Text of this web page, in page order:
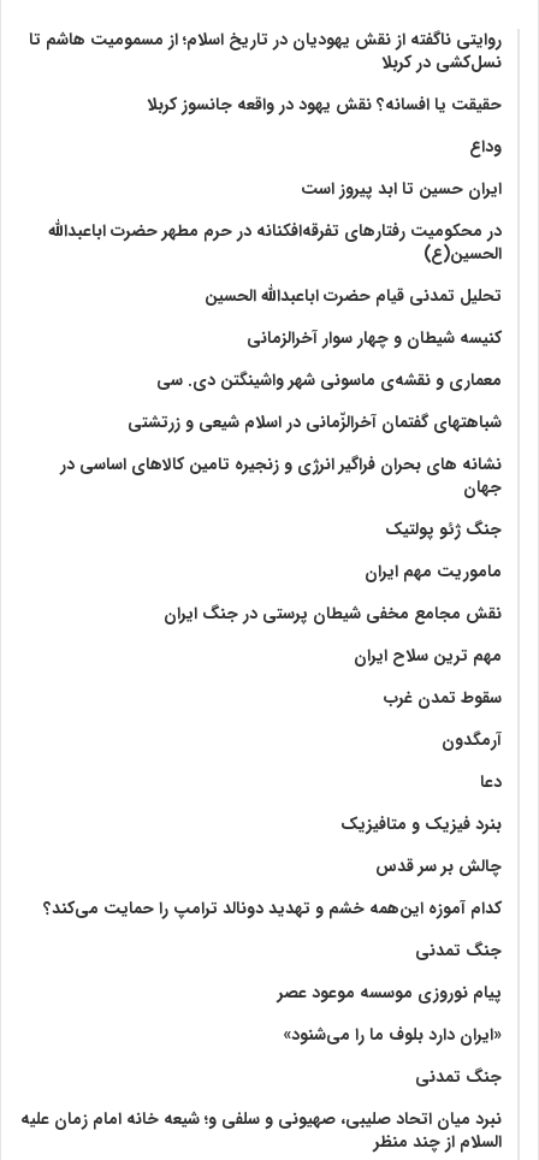
روایتی ناگفته از نقش یهودیان در تاریخ اسلام؛ از مسمومیت هاشم تا
نسل‌کشی در کربلا
حقیقت یا افسانه؟‌ نقش یهود در واقعه جانسوز کربلا
وداع
ایران حسین تا ابد پیروز است
در محکومیت رفتارهای تفرقه‌افکنانه در حرم مطهر حضرت اباعبدالله
الحسین(ع)
تحلیل تمدنی قیام حضرت اباعبدالله الحسین
کنیسه شیطان و چهار سوار آخرالزمانی
معماری و نقشه‌ی ماسونی شهر واشينگتن دی. سی
شباهتهای گفتمان آخر‌الزّمانی در اسلام شیعی و زرتشتی
نشانه های بحران فراگیر انرژی و زنجیره تامین کالاهای اساسی در
جهان
جنگ ژئو پولتیک
ماموریت مهم ایران
نقش مجامع مخفی شیطان پرستی در جنگ ایران
مهم ترین سلاح ایران
سقوط تمدن غرب
آرمگدون
دعا
بنرد فیزیک و متافیزیک
چالش بر سر قدس
کدام آموزه این‌همه خشم و تهدید دونالد ترامپ را حمایت می‌کند؟
جنگ تمدنی
پیام نوروزی موسسه موعود عصر
«ایران دارد بلوف ما را می‌شنود»
جنگ تمدنی
نبرد میان اتحاد صلیبی، صهیونی و سلفی و؛ شیعه خانه امام زمان علیه
السلام از چند منظر